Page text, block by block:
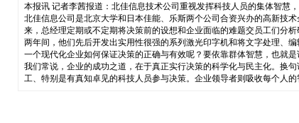
本报讯 记者李茜报道：北佳信息技术公司重视发挥科技人员的集体智慧
北佳信息公司是北京大学和日本佳能、乐斯两个公司合资兴办的高新技
来，总经理定期或不定期将决策前的设想和企业面临的难题交员工们分
两年间，他们先后开发出实用性很强的系列激光印字机和将文字处理、
一个现代化企业如何保证决策的正确与有效呢？要依靠群体智慧，也就
我们常说，企业的成功之道，在于真正实行决策的科学化与民主化。换
工、特别是有真知卓见的科技人员参与决策。企业领导者则吸收